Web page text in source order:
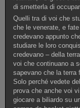
di smetterla di
Quelli tra di voi che
che le venerate, e
credevano appunto
studiare le loro
credevano – della
voi che continuano a
sapevano che la terra
Solo perché vedete
prova che anche voi
giocare a biliardo su